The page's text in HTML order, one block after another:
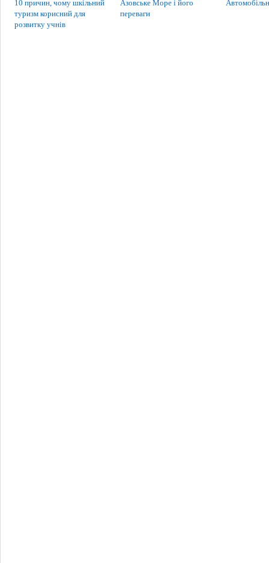
10 причин, чому шкільний
туризм корисний для
розвитку учнів
Азовське Море і його
переваги